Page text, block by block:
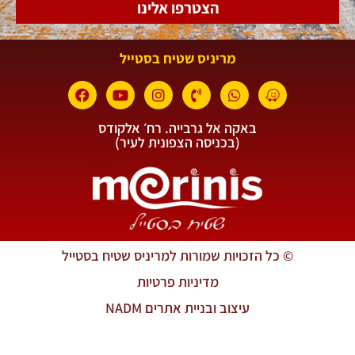
הצטרפו אלינו
מריניס שטיח בסטייל
באקה אל גרבייה. רח׳ אלקודס
(בכניסה הצפונית לעיר)
עיצוב ובניית אתרים NADM
מדיניות פרטיות
© כל הזכויות שמורות למריניס שטיח בסטייל